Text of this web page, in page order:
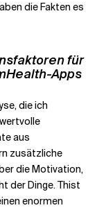
die Fakten es
für
Apps
die ich
aus
zusätzliche
die Motivation,
der Dinge. Thist
enormen